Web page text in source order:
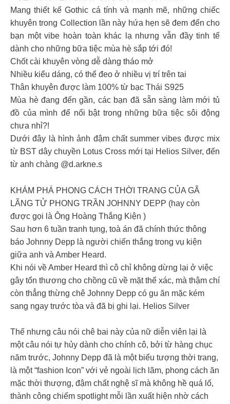
Mang thiết kế Gothic cá tính và mạnh mẽ, những chiếc
khuyên trong Collection lần này hứa hẹn sẽ đem đến cho
bạn một vibe hoàn toàn khác lạ nhưng vẫn đầy tinh tế
dành cho những bữa tiệc mùa hè sắp tới đó!
Chốt cài khuyên vòng dễ dàng tháo mở
Nhiều kiểu dáng, có thể đeo ở nhiều vị trí trên tai
Thân khuyên được làm 100% từ bạc Thái S925
Mùa hè đang đến gần, các bạn đã sẵn sàng làm mới tủ
đồ của mình để nổi bật trong những bữa tiệc sôi động
chưa nhỉ?!
Dưới đây là hình ảnh đậm chất summer vibes được mix
từ BST dây chuyền Lotus Cross mới tại Helios Silver, đến
từ anh chàng @d.arkne.s
KHÁM PHÁ PHONG CÁCH THỜI TRANG CỦA GÃ
LÃNG TỬ PHONG TRẦN JOHNNY DEPP (hay còn
được gọi là Ông Hoàng Thắng Kiện )
Sau hơn 6 tuần tranh tụng, toà án đã chính thức thông
báo Johnny Depp là người chiến thắng trong vụ kiện
giữa anh và Amber Heard.
Khi nói về Amber Heard thì cô chỉ không dừng lại ở việc
gây tổn thương cho chồng cũ về mặt thể xác, mà thậm chí
còn thẳng thừng chê Johnny Depp có gu ăn mặc kém
sang ngay trước tòa và đã bị ghi lại. Helios Silver
Thế nhưng câu nói chê bai này của nữ diễn viên lại là
một câu nói tự hủy dành cho chính cô, bởi từ hàng chục
năm trước, Johnny Depp đã là một biểu tượng thời trang,
là một “fashion Icon” với vẻ ngoài lịch lãm, phong cách ăn
mặc thời thượng, đậm chất nghệ sĩ mà không hề quá lố,
thành công chiếm spotlight mỗi lần xuất hiện nhờ cách